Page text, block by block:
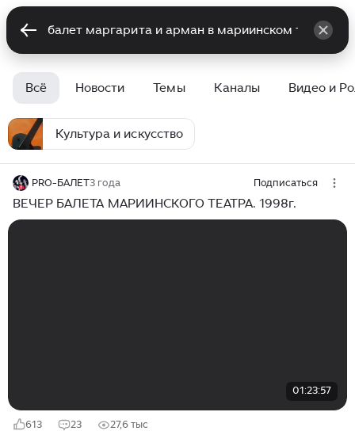
Всё Новости Темы Каналы Видео и
Культура и искусство
PRO-БАЛЕТ3 года Подписаться
ВЕЧЕР БАЛЕТА МАРИИНСКОГО ТЕАТРА. 1998г.
01:23:57
613 23 27,6 тыс